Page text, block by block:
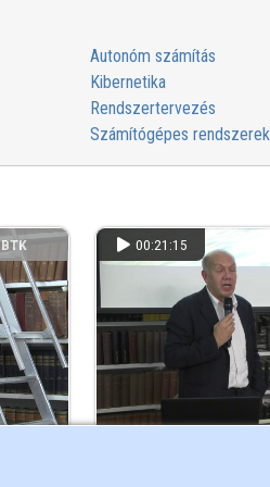
Autonóm számítás
Kibernetika
Rendszertervezés
Számítógépes rendszerek
BTK 00:21:15